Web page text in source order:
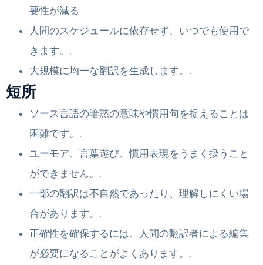
要性が減る
人間のスケジュールに依存せず、いつでも使用で
きます。.
大規模に均一な翻訳を生成します。.
短所
ソース言語の暗黙の意味や慣用句を捉えることは
困難です。.
ユーモア、言葉遊び、慣用表現をうまく扱うこと
ができません。.
一部の翻訳は不自然であったり、理解しにくい場
合があります。.
正確性を確保するには、人間の翻訳者による編集
が必要になることがよくあります。.